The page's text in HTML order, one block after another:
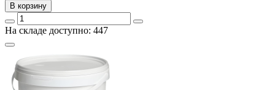
В корзину
На складе доступно: 447